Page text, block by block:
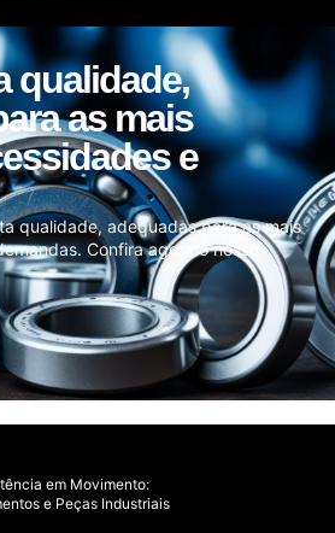
qualidade,
as mais
e
qualidade, adequadas para as mais
Confira agora o nosso
em Movimento:
e Peças Industriais